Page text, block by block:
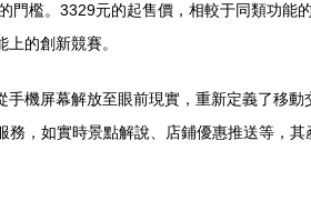
檻。3329元的起售價，相較于同類功能
的創新競賽。
機屏幕解放至眼前現實，重新定義了移
，如實時景點解說、店鋪優惠推送等，